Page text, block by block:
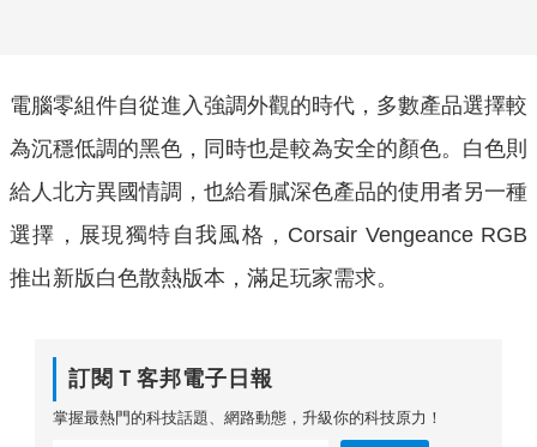
電腦零組件自從進入強調外觀的時代，多數產品選擇較
為沉穩低調的黑色，同時也是較為安全的顏色。白色則
給人北方異國情調，也給看膩深色產品的使用者另一種
選擇，展現獨特自我風格，Corsair Vengeance RGB
推出新版白色散熱版本，滿足玩家需求。
訂閱Ｔ客邦電子日報
掌握最熱門的科技話題、網路動態，升級你的科技原力！